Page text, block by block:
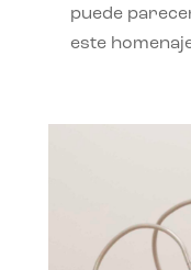
puede
este